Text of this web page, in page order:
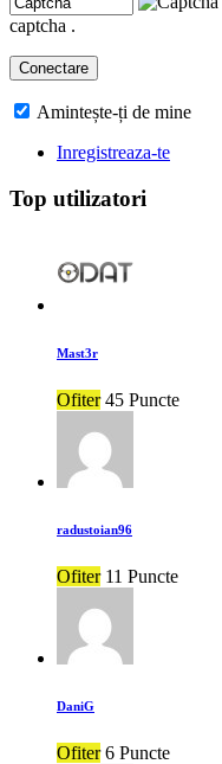
captcha .
Amintește-ți de mine
Inregistreaza-te
Top utilizatori
Mast3r
Ofiter 45 Puncte
radustoian96
Ofiter 11 Puncte
DaniG
Ofiter 6 Puncte